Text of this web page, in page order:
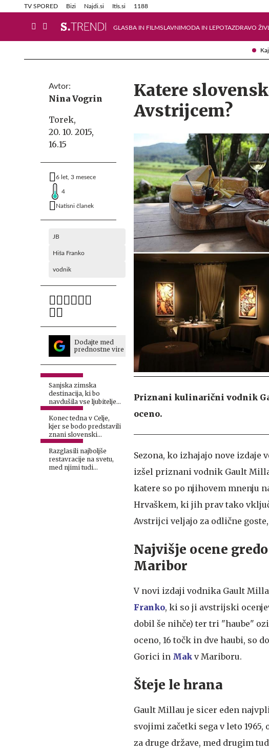
TV SPORED Bizi Najdi.si Itis.si 1188
GLASBA IN FILMSLAVNIMODA IN LEPOTAZDRAVO
Info in obvestila Tehnik
Avtor:
Nina Vogrin
Torek,
20. 10. 2015,
16.15
6 let, 3 mesece
4
Natisni članek
JB
Hiša Franko
vodnik
Dodajte med
prednostne vire
Sanjska zimska
destinacija, ki bo
navdušila vse ljubitelje
luksuza
Konec tedna v Celje,
kjer se bodo predstavili
znani slovenski
kulinarični mojstri
Razglasili najboljše
restavracije na svetu,
med njimi tudi
Katere
Avstrijcem?
Priznani kulinarični vodnik
oceno.
Sezona, ko izhajajo nove izdaje
izšel priznani vodnik Gault
katere so po njihovem mnenju
Hrvaškem, ki jih prav tako
Avstrijci veljajo za odlične
Najvišje ocene
Maribor
V novi izdaji vodnika Gault
Franko, ki so ji avstrijski
dobil še nihče) ter tri "haube"
oceno, 16 točk in dve haubi, so
Gorici in Mak v Mariboru.
Šteje le hrana
Gault Millau je sicer eden
svojimi začetki sega v leto
za druge države, med drugim